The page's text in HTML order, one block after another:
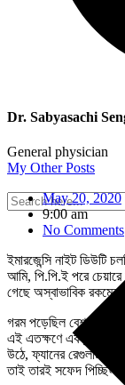
Dr. Sabyasachi
General physician
My Other Posts
May 20, 2020
9:00 am
No Comments
ইমারজেন্সি নাইট
আমি, পি.পি.ই পরে
গেছে অস্বাভাবিক
গরম পড়েছিল বেশ।
এই এতক্ষণে একটু আরাম
উঠে, ফ্যানের
তাই তারই সফেদ